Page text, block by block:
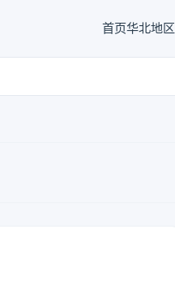
首页华北地区